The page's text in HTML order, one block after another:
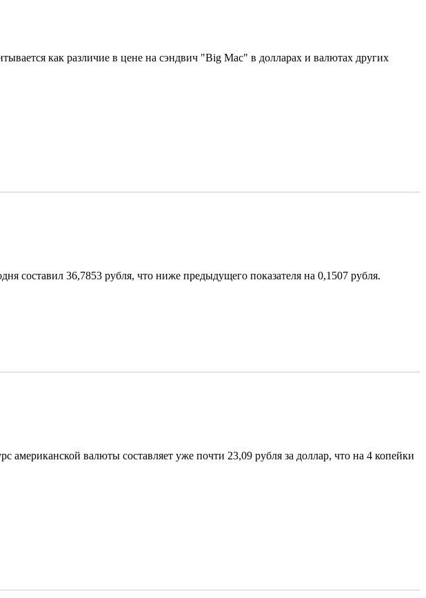
как различие в цене на сэндвич "Big Mac" в долларах и валютах других
составил 36,7853 рубля, что ниже предыдущего показателя на 0,1507 рубля.
валюты составляет уже почти 23,09 рубля за доллар, что на 4 копейки